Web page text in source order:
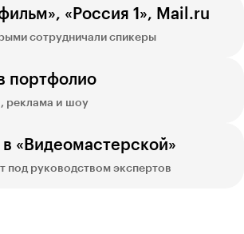
«Россия 1», Mail.ru
сотрудничали спикеры
портфолио
реклама и шоу
«Видеомастерской»
под руководством экспертов